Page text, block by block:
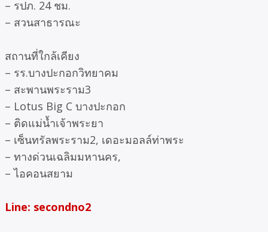
– รปภ. 24 ชม.
– สวนสาธารณะ
สถานที่ใกล้เคียง
– รร.บางปะกอกวิทยาคม
– สะพานพระราม3
– Lotus Big C บางปะกอก
– ติดแม่น้ำเจ้าพระยา
– เซ็นทรัลพระราม2, เดอะมอลล์ท่าพระ
– ทางด่วนเฉลิมมหานคร,
– ไอคอนสยาม
Line: secondno2